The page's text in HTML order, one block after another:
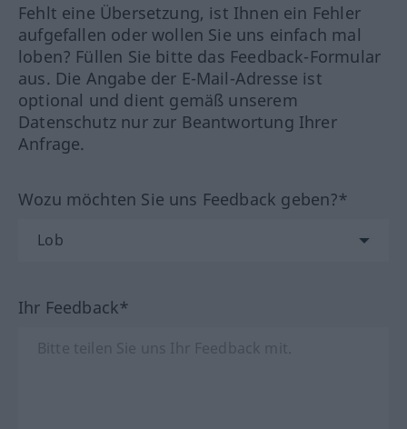
Fehlt eine Übersetzung, ist Ihnen ein Fehler
aufgefallen oder wollen Sie uns einfach mal
loben? Füllen Sie bitte das Feedback-Formular
aus. Die Angabe der E-Mail-Adresse ist
optional und dient gemäß unserem
Datenschutz nur zur Beantwortung Ihrer
Anfrage.
Wozu möchten Sie uns Feedback geben?*
Ihr Feedback*